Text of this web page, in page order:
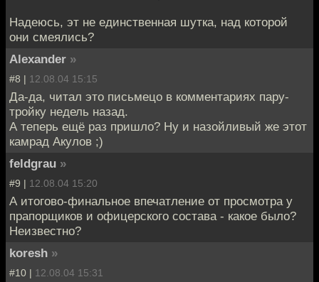
Надеюсь, эт не единственная шутка, над которой
они смеялись?
Alexander »
#8 | 12.08.04 15:15
Да-да, читал это письмецо в комментариях пару-
тройку недель назад.
А теперь ещё раз пришло? Ну и назойливый же этот
камрад Акулов ;)
feldgrau »
#9 | 12.08.04 15:20
А итогово-финальное впечатление от просмотра у
прапорщиков и офицерского состава - какое было?
Неизвестно?
koresh »
#10 | 12.08.04 15:31